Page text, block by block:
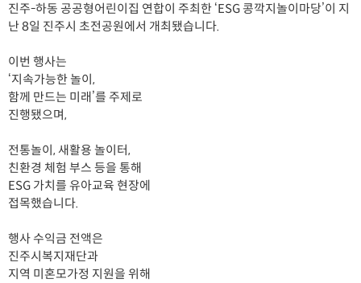
진주-하동 공공형어린이집 연합이 주최한 ‘ESG 콩깍지놀이마당’이 지
난 8일 진주시 초전공원에서 개최됐습니다.
이번 행사는
‘지속가능한 놀이,
함께 만드는 미래’를 주제로
진행됐으며,
전통놀이, 새활용 놀이터,
친환경 체험 부스 등을 통해
ESG 가치를 유아교육 현장에
접목했습니다.
행사 수익금 전액은
진주시복지재단과
지역 미혼모가정 지원을 위해